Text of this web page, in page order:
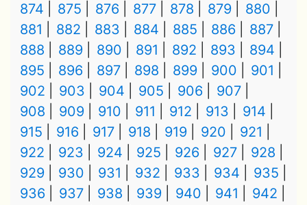
874
875 876 877 878 879
880
881
882 883 884 885 886
887
888
889 890 891 892 893
894
895
896 897 898 899 900
901
902
903 904 905 906
907
908
909 910 911 912 913
914
915
916 917 918 919 920
921
922
923 924 925 926 927
928
929
930 931 932 933 934
935
936
937 938 939 940 941
942